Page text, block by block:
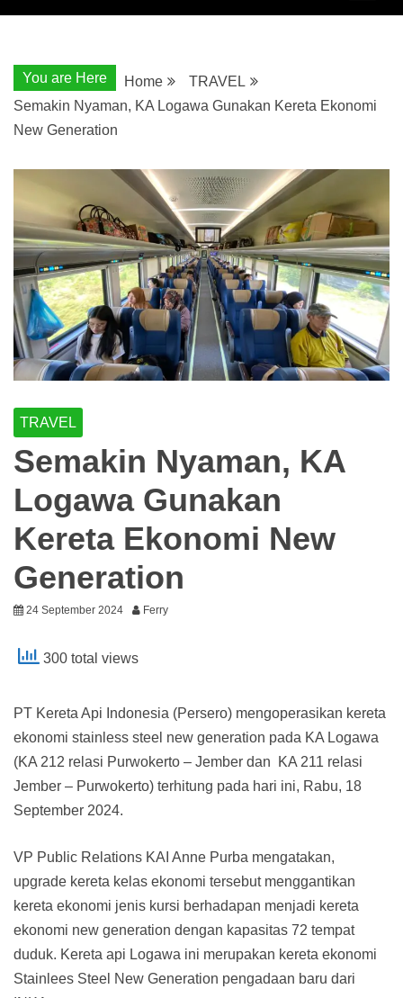
You are Here Home
TRAVEL
Semakin Nyaman, KA Logawa Gunakan Kereta Ekonomi
New Generation
TRAVEL
Semakin Nyaman, KA
Logawa Gunakan
Kereta Ekonomi New
Generation
24 September 2024 Ferry
300 total views
PT Kereta Api Indonesia (Persero) mengoperasikan kereta
ekonomi stainless steel new generation pada KA Logawa
(KA 212 relasi Purwokerto – Jember dan KA 211 relasi
Jember – Purwokerto) terhitung pada hari ini, Rabu, 18
September 2024.
VP Public Relations KAI Anne Purba mengatakan,
upgrade kereta kelas ekonomi tersebut menggantikan
kereta ekonomi jenis kursi berhadapan menjadi kereta
ekonomi new generation dengan kapasitas 72 tempat
duduk. Kereta api Logawa ini merupakan kereta ekonomi
Stainlees Steel New Generation pengadaan baru dari